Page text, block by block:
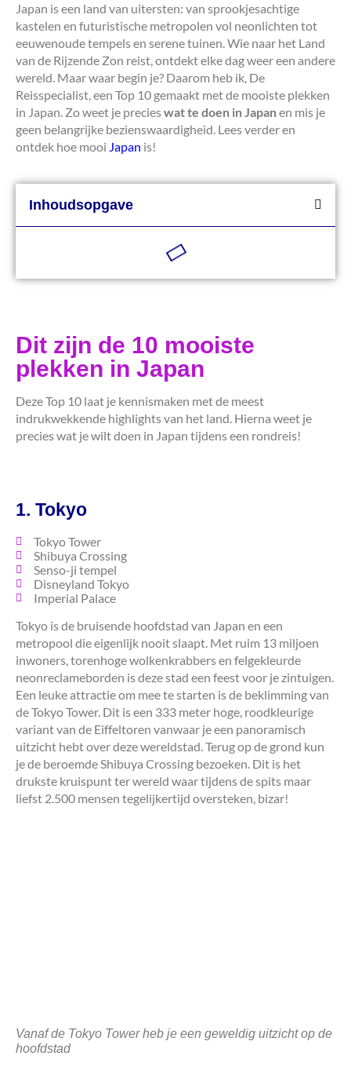
Japan is een land van uitersten: van sprookjesachtige
kastelen en futuristische metropolen vol neonlichten tot
eeuwenoude tempels en serene tuinen. Wie naar het Land
van de Rijzende Zon reist, ontdekt elke dag weer een andere
wereld. Maar waar begin je? Daarom heb ik, De
Reisspecialist, een Top 10 gemaakt met de mooiste plekken
in Japan. Zo weet je precieswat te doen in Japanen mis je
geen belangrijke bezienswaardigheid. Lees verder en
ontdek hoe mooi Japan is!
Inhoudsopgave
Dit zijn de 10 mooiste
plekken in Japan
Deze Top 10 laat je kennismaken met de meest
indrukwekkende highlights van het land. Hierna weet je
precies wat je wilt doen in Japan tijdens een rondreis!
1. Tokyo
Tokyo Tower
Shibuya Crossing
Senso-ji tempel
Disneyland Tokyo
Imperial Palace
Tokyo is de bruisende hoofdstad van Japan en een
metropool die eigenlijk nooit slaapt. Met ruim 13 miljoen
inwoners, torenhoge wolkenkrabbers en felgekleurde
neonreclameborden is deze stad een feest voor je zintuigen.
Een leuke attractie om mee te starten is de beklimming van
de Tokyo Tower. Dit is een 333 meter hoge, roodkleurige
variant van de Eiffeltoren vanwaar je een panoramisch
uitzicht hebt over deze wereldstad. Terug op de grond kun
je de beroemde Shibuya Crossing bezoeken. Dit is het
drukste kruispunt ter wereld waar tijdens de spits maar
liefst 2.500 mensen tegelijkertijd oversteken, bizar!
Vanaf de Tokyo Tower heb je een geweldig uitzicht op de
hoofdstad